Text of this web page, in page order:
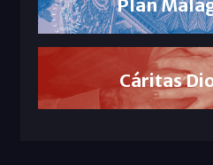
Cáritas